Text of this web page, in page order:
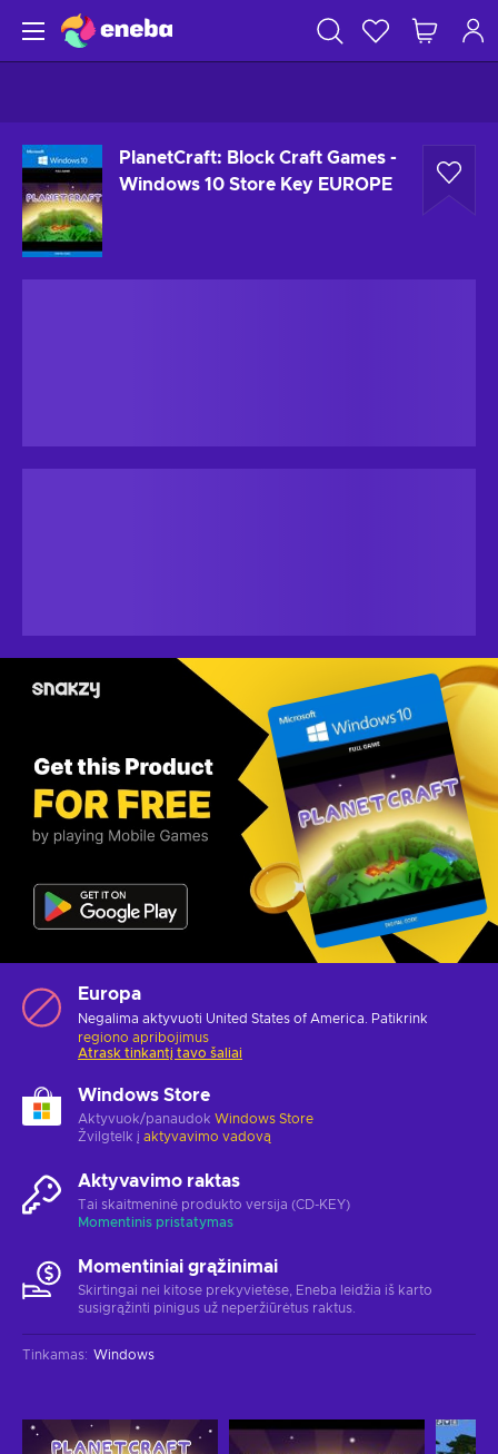
PlanetCraft: Block Craft Games -
Windows 10 Store Key EUROPE
Europa
Negalima aktyvuoti United States of America. Patikrink
regiono apribojimus
Atrask tinkantį tavo šaliai
Windows Store
Aktyvuok/panaudok Windows Store
Žvilgtelk į aktyvavimo vadovą
Aktyvavimo raktas
Tai skaitmeninė produkto versija (CD-KEY)
Momentinis pristatymas
Momentiniai grąžinimai
Skirtingai nei kitose prekyvietėse, Eneba leidžia iš karto
susigrąžinti pinigus už neperžiūrėtus raktus.
Tinkamas: Windows